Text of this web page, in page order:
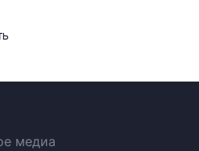
медиа